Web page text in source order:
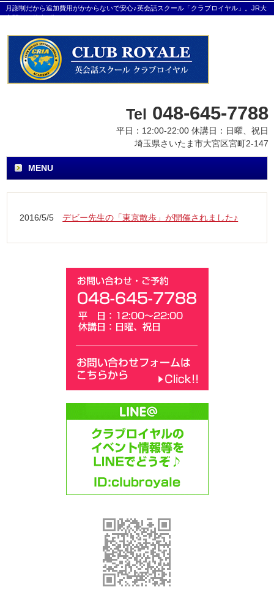
月謝制だから追加費用がかからないで安心♪英会話スクール「クラブロイヤル」。JR大
宮駅から徒歩8分です。
Tel 048-645-7788
平日：12:00-22:00 休講日：日曜、祝日
埼玉県さいたま市大宮区宮町2-147
MENU
2016/5/5 デビー先生の「東京散歩」が開催されました♪